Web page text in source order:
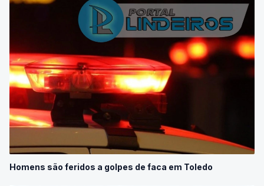
Homens são feridos a golpes de faca em Toledo